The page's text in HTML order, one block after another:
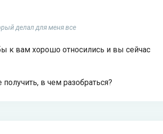
делал для меня все
к вам хорошо относились и вы сейчас
в чем разобраться?